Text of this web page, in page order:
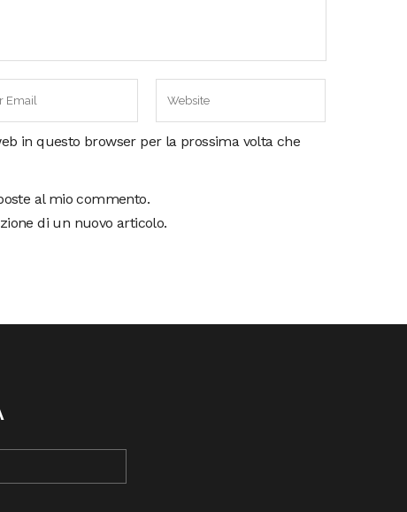
in questo browser per la prossima volta che
al mio commento.
di un nuovo articolo.